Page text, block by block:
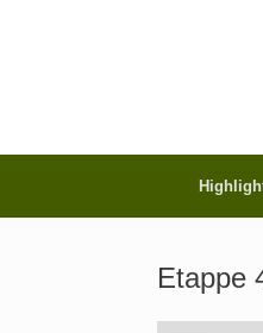
Etappe